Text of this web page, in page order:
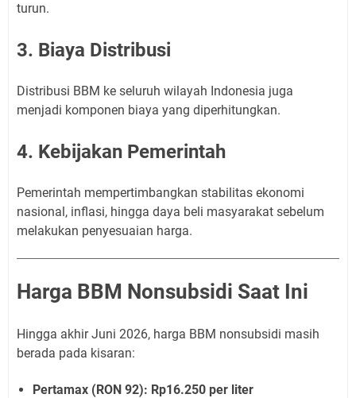
turun.
3. Biaya Distribusi
Distribusi BBM ke seluruh wilayah Indonesia juga
menjadi komponen biaya yang diperhitungkan.
4. Kebijakan Pemerintah
Pemerintah mempertimbangkan stabilitas ekonomi
nasional, inflasi, hingga daya beli masyarakat sebelum
melakukan penyesuaian harga.
Harga BBM Nonsubsidi Saat Ini
Hingga akhir Juni 2026, harga BBM nonsubsidi masih
berada pada kisaran:
Pertamax (RON 92): Rp16.250 per liter